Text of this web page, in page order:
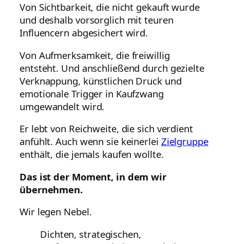
Von Sichtbarkeit, die nicht gekauft wurde
und deshalb vorsorglich mit teuren
Influencern abgesichert wird.
Von Aufmerksamkeit, die freiwillig
entsteht. Und anschließend durch gezielte
Verknappung, künstlichen Druck und
emotionale Trigger in Kaufzwang
umgewandelt wird.
Er lebt von Reichweite, die sich verdient
anfühlt. Auch wenn sie keinerlei Zielgruppe
enthält, die jemals kaufen wollte.
Das ist der Moment, in dem wir
übernehmen.
Wir legen Nebel.
Dichten, strategischen,